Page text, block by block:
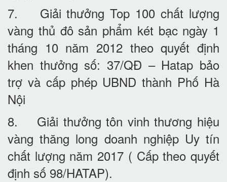
7. Giải thưởng Top 100 chất lượng
vàng thủ đô sản phẩm két bạc ngày 1
tháng 10 năm 2012 theo quyết định
khen thưởng số: 37/QĐ – Hatap bảo
trợ và cấp phép UBND thành Phố Hà
Nội
8. Giải thưởng tôn vinh thương hiệu
vàng thăng long doanh nghiệp Uy tín
chất lượng năm 2017 ( Cấp theo quyết
định số 98/HATAP).